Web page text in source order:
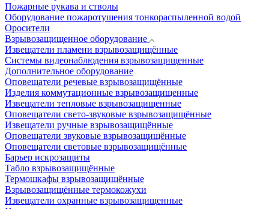
Пожарные рукава и стволы
Оборудование пожаротушения тонкораспыленной водой
Оросители
Взрывозащищенное оборудование
Извещатели пламени взрывозащищённые
Системы видеонаблюдения взрывозащищенные
Дополнительное оборудование
Оповещатели речевые взрывозащищённые
Изделия коммутационные взрывозащищенные
Извещатели тепловые взрывозащищенные
Оповещатели свето-звуковые взрывозащищённые
Извещатели ручные взрывозащищённые
Оповещатели звуковые взрывозащищённые
Оповещатели световые взрывозащищённые
Барьер искрозащиты
Табло взрывозащищённые
Термошкафы взрывозащищённые
Взрывозащищённые термокожухи
Извещатели охранные взрывозащищенные